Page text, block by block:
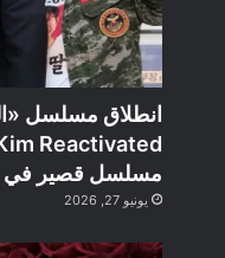
مسلسل قصير في 2026
يونيو 27, 2026